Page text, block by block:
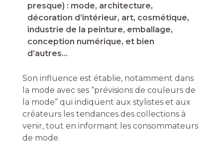
presque) : mode, architecture,
décoration d’intérieur, art, cosmétique,
industrie de la peinture, emballage,
conception numérique, et bien
d’autres…
Son influence est établie, notamment dans
la mode avec ses “prévisions de couleurs de
la mode” qui indiquent aux stylistes et aux
créateurs les tendances des collections à
venir, tout en informant les consommateurs
de mode.